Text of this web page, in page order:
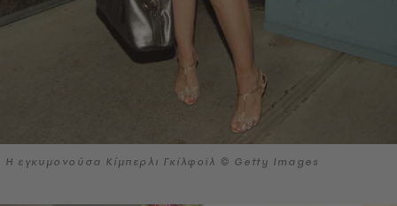
Η εγκυμονούσα Κίμπερλι Γκίλφοϊλ © Getty Images